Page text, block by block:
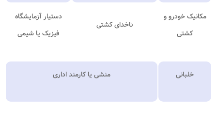
مکانیک خودرو و
کشتی
ناخدای کشتی
دستیار آزمایشگاه
فیزیک یا شیمی
خلبانی منشی یا کارمند اداری